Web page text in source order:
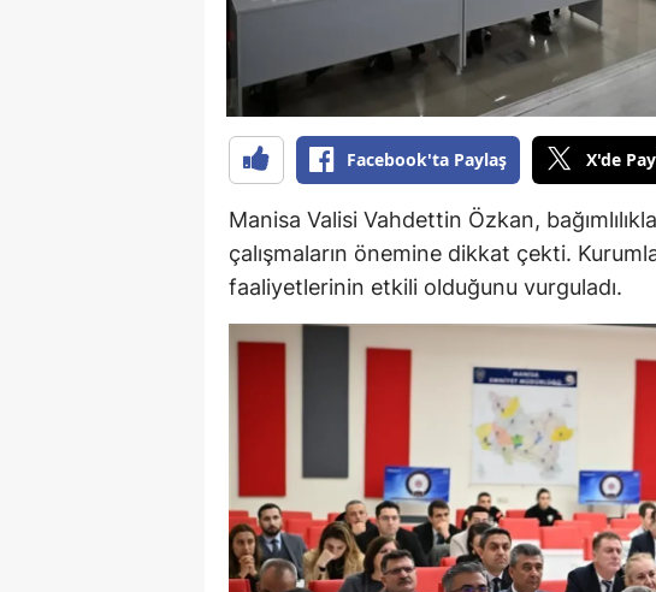
Bursa
Çanakkale
Çankırı
Çorum
Denizli
Diyarbakır
Erzincan
Erzurum
Eskişehir
Gaziantep
Facebook'ta Paylaş X'de
Manisa Valisi Vahdettin Özkan,
çalışmaların önemine dikkat çekti.
faaliyetlerinin etkili olduğunu vurguladı.